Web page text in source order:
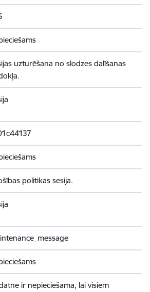
uzturēšana no slodzes dalīšanas
politikas sesija.
ir nepieciešama, lai visiem